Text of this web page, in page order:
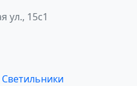
ул., 15с1
Светильники